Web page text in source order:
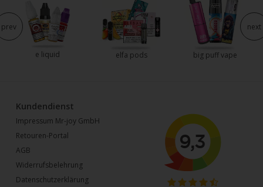
e liquid elfa pods big puff vape
prev next
Kundendienst
Impressum Mr-joy GmbH
Retouren-Portal
AGB
Widerrufsbelehrung
Datenschutzerklärung